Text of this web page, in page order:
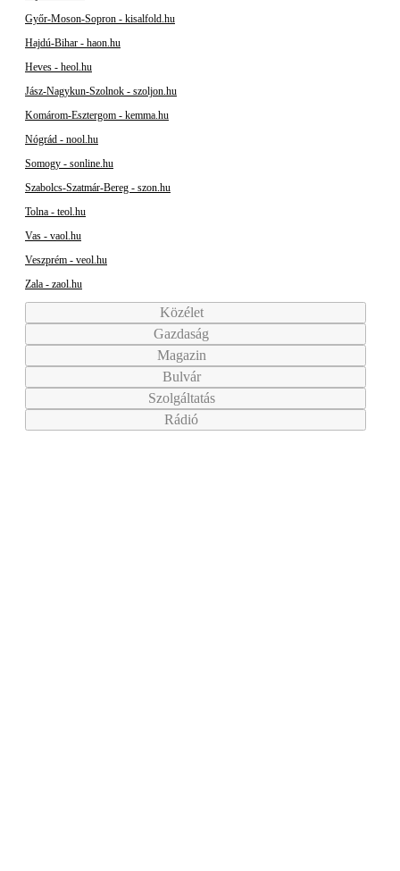
Győr-Moson-Sopron - kisalfold.hu
Hajdú-Bihar - haon.hu
Heves - heol.hu
Jász-Nagykun-Szolnok - szoljon.hu
Komárom-Esztergom - kemma.hu
Nógrád - nool.hu
Somogy - sonline.hu
Szabolcs-Szatmár-Bereg - szon.hu
Tolna - teol.hu
Vas - vaol.hu
Veszprém - veol.hu
Zala - zaol.hu
Közélet
Gazdaság
Magazin
Bulvár
Szolgáltatás
Rádió